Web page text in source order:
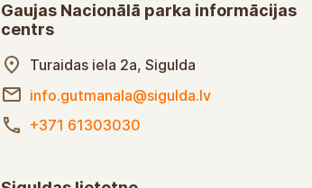
Gaujas Nacionālā parka informācijas
centrs
Turaidas iela 2a, Sigulda
info.gutmanala@sigulda.lv
+371 61303030